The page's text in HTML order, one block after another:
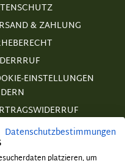
& ZAHLUNG
EINSTELLUNGEN
Datenschutzbestimmungen